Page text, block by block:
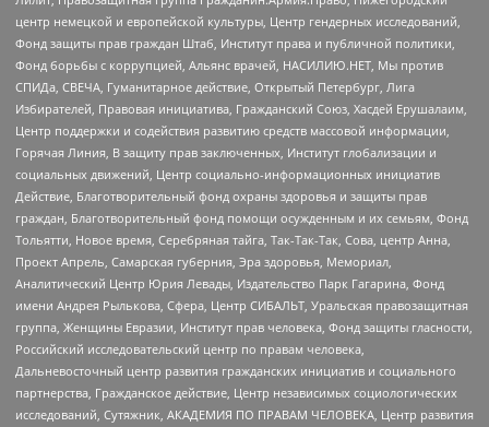
центр немецкой и европейской культуры, Центр гендерных исследований,
Фонд защиты прав граждан Штаб, Институт права и публичной политики,
Фонд борьбы с коррупцией, Альянс врачей, НАСИЛИЮ.НЕТ, Мы против
СПИДа, СВЕЧА, Гуманитарное действие, Открытый Петербург, Лига
Избирателей, Правовая инициатива, Гражданский Союз, Хасдей Ерушалаим,
Центр поддержки и содействия развитию средств массовой информации,
Горячая Линия, В защиту прав заключенных, Институт глобализации и
социальных движений, Центр социально-информационных инициатив
Действие, Благотворительный фонд охраны здоровья и защиты прав
граждан, Благотворительный фонд помощи осужденным и их семьям, Фонд
Тольятти, Новое время, Серебряная тайга, Так-Так-Так, Сова, центр Анна,
Проект Апрель, Самарская губерния, Эра здоровья, Мемориал,
Аналитический Центр Юрия Левады, Издательство Парк Гагарина, Фонд
имени Андрея Рылькова, Сфера, Центр СИБАЛЬТ, Уральская правозащитная
группа, Женщины Евразии, Институт прав человека, Фонд защиты гласности,
Российский исследовательский центр по правам человека,
Дальневосточный центр развития гражданских инициатив и социального
партнерства, Гражданское действие, Центр независимых социологических
исследований, Сутяжник, АКАДЕМИЯ ПО ПРАВАМ ЧЕЛОВЕКА, Центр развития